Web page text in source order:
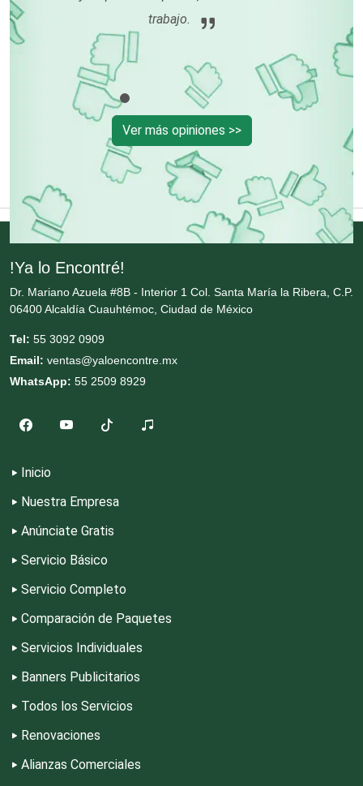
Construcciones en General
Contadores
Control de Plagas
Conversiones Automotrices
Copiadoras
Cortinas, Persianas y Alfombras
Cristalerías
Cromadoras
Deportes
Depósitos Dentales
Dermatólogos
Desarrollo de Software
trabajo.
Ver más opiniones >>
!Ya lo Encontré!
Dr. Mariano Azuela #8B - Interior 1 Col. Santa María la Ribera, C.P.
06400 Alcaldía Cuauhtémoc, Ciudad de México
Tel: 55 3092 0909
Email: ventas@yaloencontre.mx
WhatsApp: 55 2509 8929
Inicio
Nuestra Empresa
Anúnciate Gratis
Servicio Básico
Servicio Completo
Comparación de Paquetes
Servicios Individuales
Banners Publicitarios
Todos los Servicios
Renovaciones
Alianzas Comerciales